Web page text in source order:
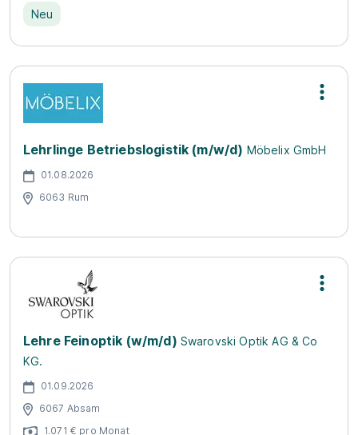
Neu
Lehrlinge Betriebslogistik (m/w/d) Möbelix GmbH
01.08.2026
6063 Rum
Lehre Feinoptik (w/m/d) Swarovski Optik AG & Co
KG.
01.09.2026
6067 Absam
1.071 € pro Monat